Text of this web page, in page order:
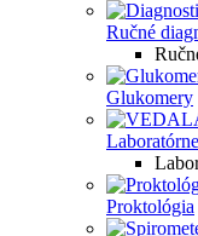
Ručné
Glukomery
Proktológia